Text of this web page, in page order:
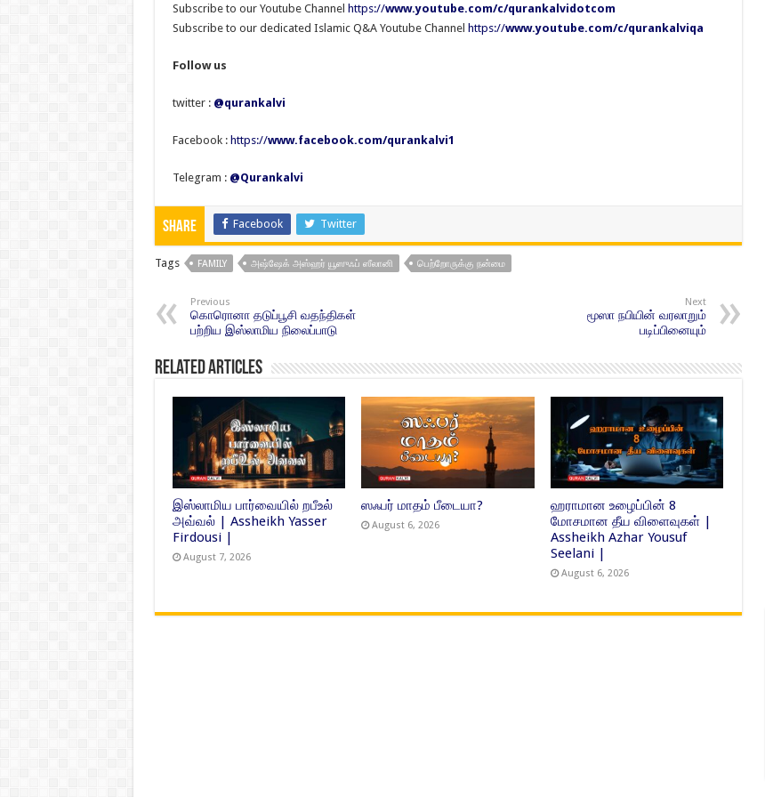
Subscribe to our Youtube Channel https://www.youtube.com/c/qurankalvidotcom
Subscribe to our dedicated Islamic Q&A Youtube Channel https://www.youtube.com/c/qurankalviqa
Follow us
twitter : @qurankalvi
Facebook : https://www.facebook.com/qurankalvi1
Telegram : @Qurankalvi
Share Facebook Twitter
Tags FAMILY அஷ்ஷேக் அஸ்ஹர் யூஸுஃப் ஸீலானி பெற்றோருக்கு நன்மை
Previous
கொரொனா தடுப்பூசி வதந்திகள்
பற்றிய இஸ்லாமிய நிலைப்பாடு
Next
மூஸா நபியின் வரலாறும்
படிப்பினையும்
Related Articles
இஸ்லாமிய பார்வையில் றபீஉல்
அவ்வல் | Assheikh Yasser
Firdousi |
August 7, 2026
ஸஃபர் மாதம் பீடையா?
August 6, 2026
ஹராமான உழைப்பின் 8
மோசமான தீய விளைவுகள் |
Assheikh Azhar Yousuf
Seelani |
August 6, 2026